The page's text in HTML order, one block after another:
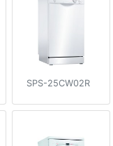
SPS-25CW02R